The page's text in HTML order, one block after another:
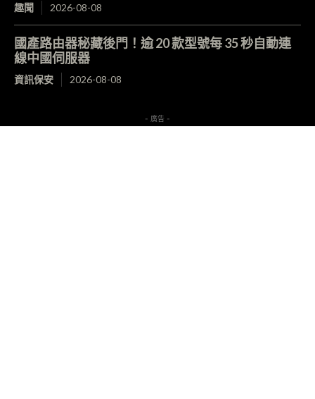
趣聞 2026-08-08
國產路由器秘藏後門！逾 20 款型號每 35 秒自動連
線中國伺服器
資訊保安 2026-08-08
- 廣告 -